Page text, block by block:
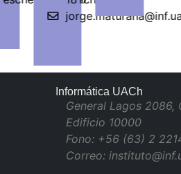
jorge.maturana@inf.uach.cl
Informática UACh
General Lagos 2086,
Edificio 10000
Fono: +56 (63) 2
Correo: